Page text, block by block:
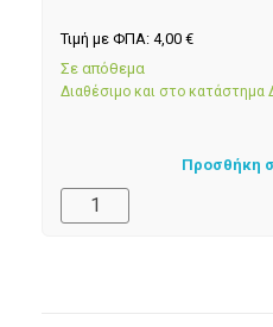
Τιμή με ΦΠΑ: 4,00 €
Σε απόθεμα
Διαθέσιμο και στο
Προσθήκη